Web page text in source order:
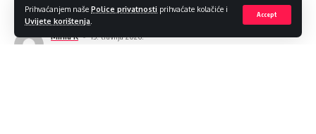
Prihvaćanjem naše Police privatnosti prihvaćate kolačiće i
Uvijete korištenja
Accept
Mirna K
15. travnja 2026.
Podijeli 2 Min čitanja